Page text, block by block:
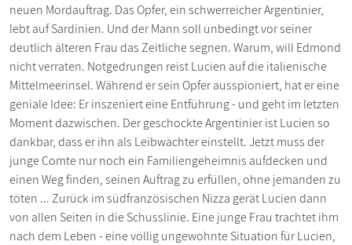
neuen Mordauftrag. Das Opfer, ein schwerreicher Argentinier,
lebt auf Sardinien. Und der Mann soll unbedingt vor seiner
deutlich älteren Frau das Zeitliche segnen. Warum, will Edmond
nicht verraten. Notgedrungen reist Lucien auf die italienische
Mittelmeerinsel. Während er sein Opfer ausspioniert, hat er eine
geniale Idee: Er inszeniert eine Entführung - und geht im letzten
Moment dazwischen. Der geschockte Argentinier ist Lucien so
dankbar, dass er ihn als Leibwächter einstellt. Jetzt muss der
junge Comte nur noch ein Familiengeheimnis aufdecken und
einen Weg finden, seinen Auftrag zu erfüllen, ohne jemanden zu
töten ... Zurück im südfranzösischen Nizza gerät Lucien dann
von allen Seiten in die Schusslinie. Eine junge Frau trachtet ihm
nach dem Leben - eine völlig ungewohnte Situation für Lucien,